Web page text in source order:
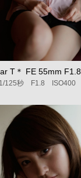
T＊ FE 55mm
1/125秒 F1.8 ISO400